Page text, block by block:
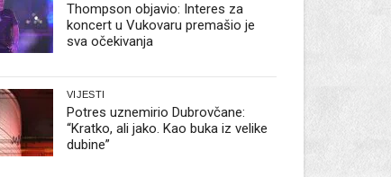
Thompson objavio: Interes za
koncert u Vukovaru premašio je
sva očekivanja
VIJESTI
Potres uznemirio Dubrovčane:
“Kratko, ali jako. Kao buka iz velike
dubine”